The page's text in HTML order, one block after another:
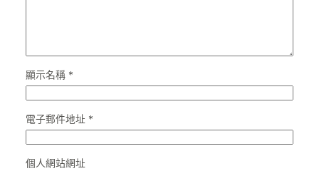
顯示名稱 *
電子郵件地址 *
個人網站網址